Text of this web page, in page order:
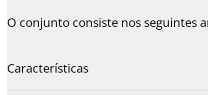
O conjunto consiste nos seguintes
Características